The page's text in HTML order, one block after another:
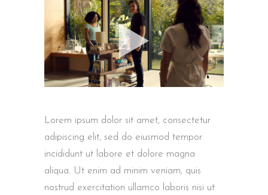
Lorem ipsum dolor sit amet, consectetur
adipiscing elit, sed do eiusmod tempor
incididunt ut labore et dolore magna
aliqua. Ut enim ad minim veniam, quis
nostrud exercitation ullamco laboris nisi ut